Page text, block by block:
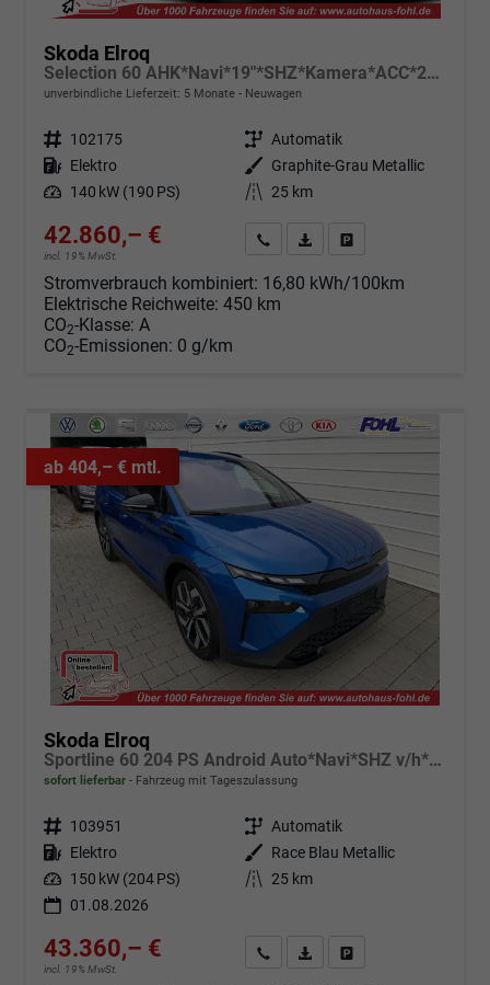
Skoda Elroq
Selection 60 AHK*Navi*19"*SHZ*Kamera*ACC*2Z-Klimaauto*LED
unverbindliche Lieferzeit: 5 Monate Neuwagen
Fahrzeugnr. 102175 Getriebe Automatik
Kraftstoff Elektro Außenfarbe
Graphite-Grau Metallic
Leistung 140 kW (190 PS) Kilometerstand 25 km
42.860,– €
incl. 19% MwSt.
Angebot anfordern
Fahrzeugexpose (PDF)
Stromverbrauch kombiniert: 16,80 kWh/100km
Elektrische Reichweite: 450 km
CO2-Klasse: A
CO2-Emissionen: 0 g/km
ab 404,– € mtl.
Skoda Elroq
Sportline 60 204 PS Android Auto*Navi*SHZ v/h*Kamera*E-Heck*Kessy*ACC
sofort lieferbar Fahrzeug mit Tageszulassung
Fahrzeugnr. 103951 Getriebe Automatik
Kraftstoff Elektro Außenfarbe
Race Blau Metallic
Leistung 150 kW (204 PS) Kilometerstand 25 km
01.08.2026
43.360,– €
incl. 19% MwSt.
Angebot anfordern
Fahrzeugexpose (PDF)